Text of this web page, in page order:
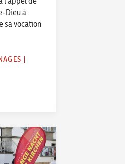
Dieu à
sa vocation
|